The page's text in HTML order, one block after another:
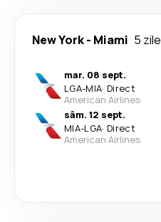
New York- Miami 5 zile
mar. 08 sept.
LGA-MIA· Direct
American Airlines
sâm. 12 sept.
MIA-LGA· Direct
American Airlines